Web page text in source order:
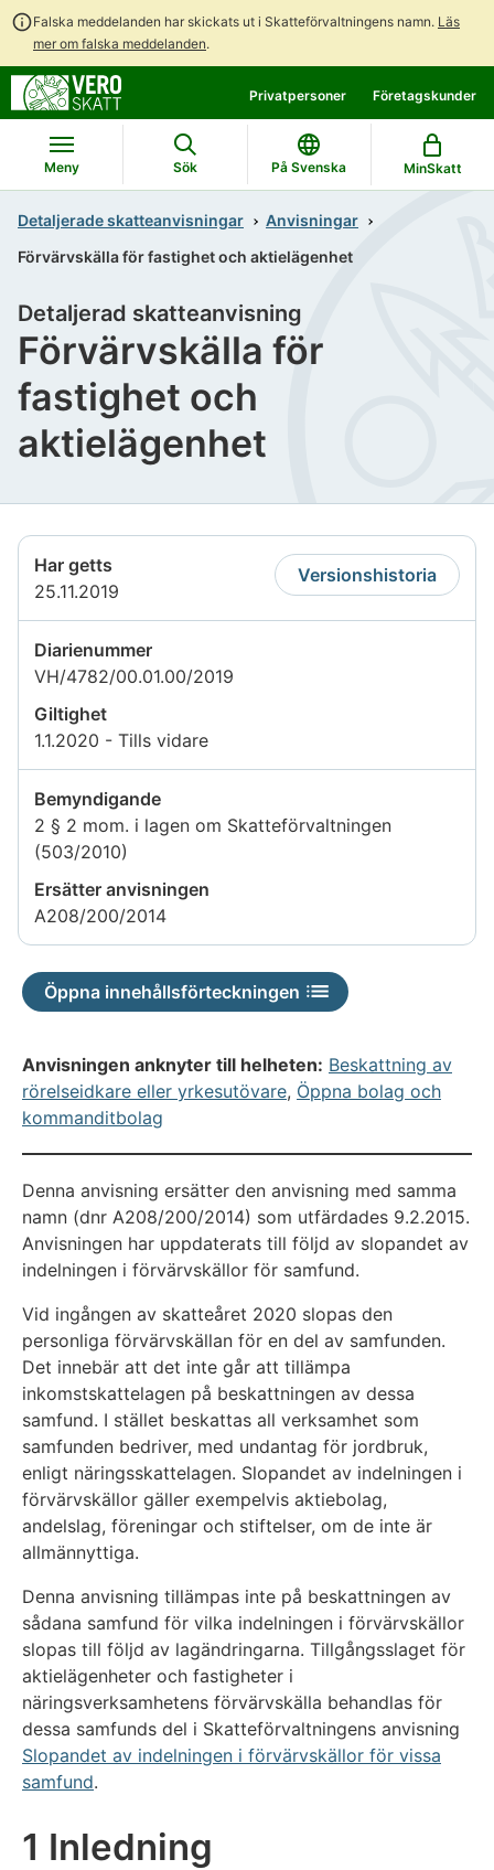
Falska meddelanden har skickats ut i Skatteförvaltningens namn. Läs
mer om falska meddelanden.
direkt
till
innehållet
till
hela
webbplatsens
sökning
Privatpersoner Företagskunder
Meny Sök På Svenska MinSkatt
Detaljerade skatteanvisningar
Anvisningar
Förvärvskälla för fastighet och aktielägenhet
Förvärvskälla för
fastighet och
aktielägenhet
Detaljerad skatteanvisning
Har getts
25.11.2019
Versionshistoria
Diarienummer
VH/4782/00.01.00/2019
Giltighet
1.1.2020 - Tills vidare
Bemyndigande
2 § 2 mom. i lagen om Skatteförvaltningen
(503/2010)
Ersätter anvisningen
A208/200/2014
Öppna innehållsförteckningen
Anvisningen anknyter till helheten: Beskattning av
rörelseidkare eller yrkesutövare, Öppna bolag och
kommanditbolag
Denna anvisning ersätter den anvisning med samma
namn (dnr A208/200/2014) som utfärdades 9.2.2015.
Anvisningen har uppdaterats till följd av slopandet av
indelningen i förvärvskällor för samfund.
Vid ingången av skatteåret 2020 slopas den
personliga förvärvskällan för en del av samfunden.
Det innebär att det inte går att tillämpa
inkomstskattelagen på beskattningen av dessa
samfund. I stället beskattas all verksamhet som
samfunden bedriver, med undantag för jordbruk,
enligt näringsskattelagen. Slopandet av indelningen i
förvärvskällor gäller exempelvis aktiebolag,
andelslag, föreningar och stiftelser, om de inte är
allmännyttiga.
Denna anvisning tillämpas inte på beskattningen av
sådana samfund för vilka indelningen i förvärvskällor
slopas till följd av lagändringarna. Tillgångsslaget för
aktielägenheter och fastigheter i
näringsverksamhetens förvärvskälla behandlas för
dessa samfunds del i Skatteförvaltningens anvisning
Slopandet av indelningen i förvärvskällor för vissa
samfund.
1 Inledning